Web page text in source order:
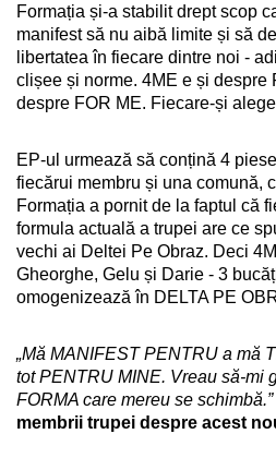
Formația și-a stabilit drept scop
manifest să nu aibă limite și să
libertatea în fiecare dintre noi -
clișee și norme. 4ME e și despre
despre FOR ME. Fiecare-și
EP-ul urmează să conțină 4
fiecărui membru și una comună,
Formația a pornit de la faptul că
formula actuală a trupei are ce
vechi ai Deltei Pe Obraz. Deci
Gheorghe, Gelu și Darie - 3
omogenizează în DELTA PE
„Mă MANIFEST PENTRU a mă
tot PENTRU MINE. Vreau să-mi
FORMA care mereu se schimbă.”
membrii trupei despre acest